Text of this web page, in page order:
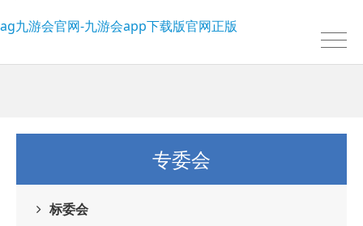
ag九游会官网-九游会app下载版官网正版
专委会
标委会